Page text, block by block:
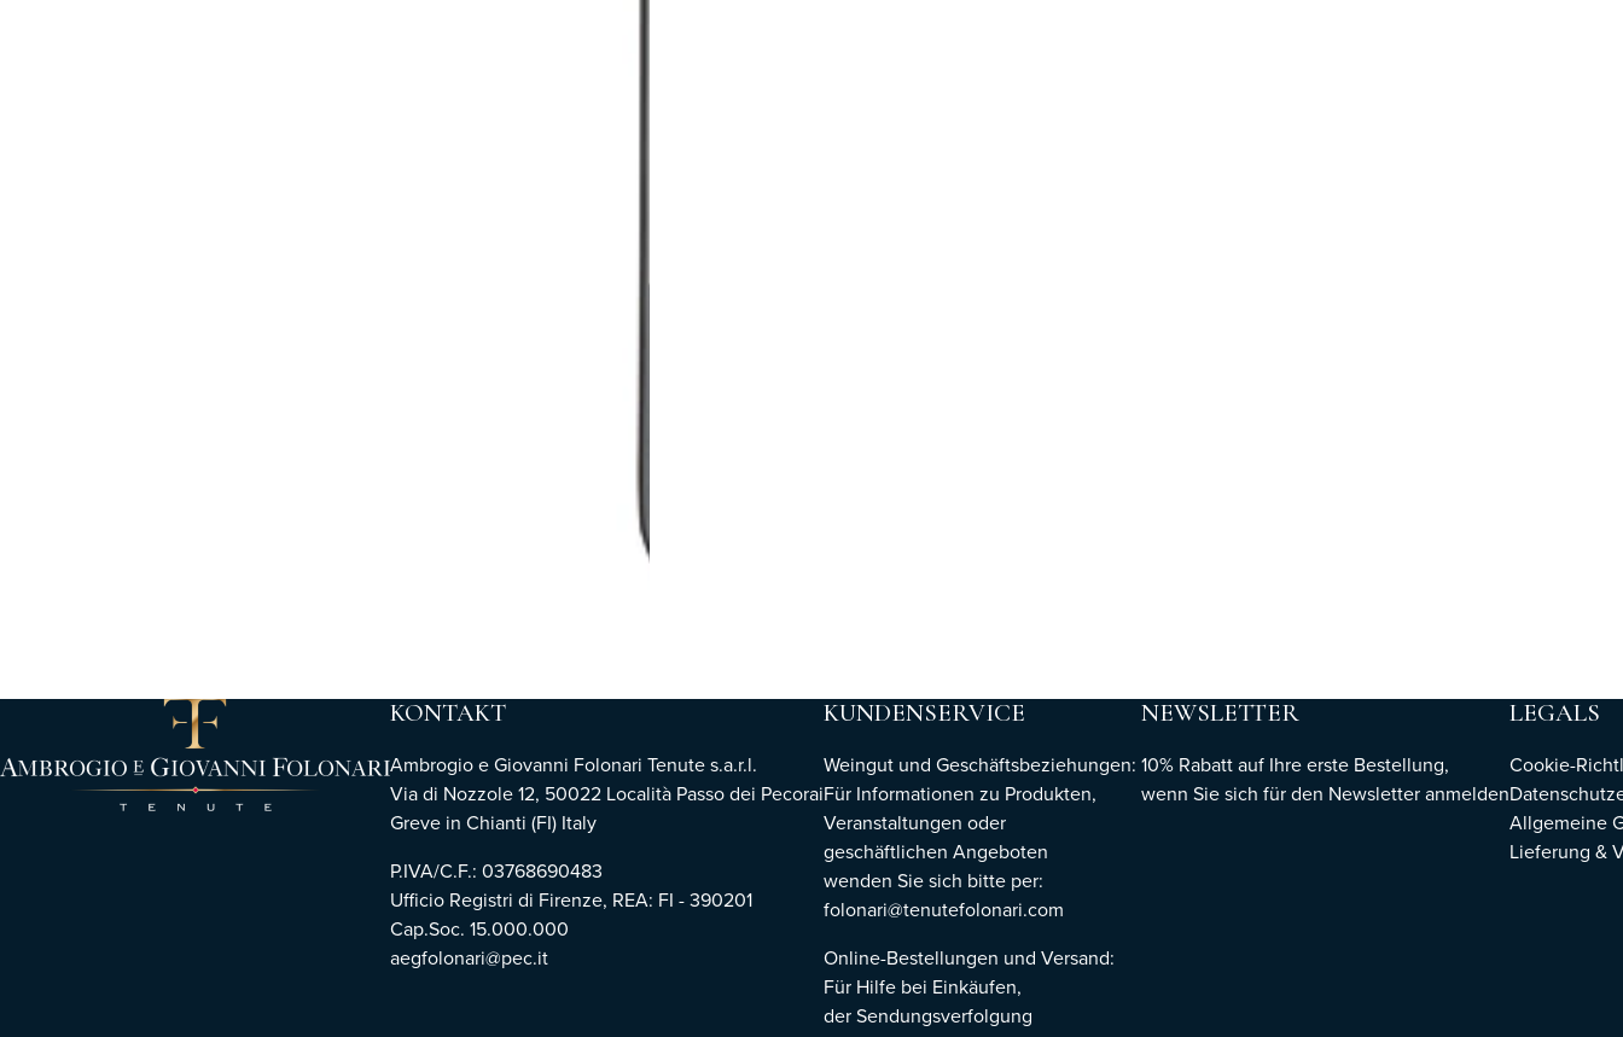
KONTAKT
Ambrogio e Giovanni Folonari Tenute s.a.r.l.
Via di Nozzole 12, 50022 Località Passo dei Pecorai
Greve in Chianti (FI) Italy
P.IVA/C.F.: 03768690483
Ufficio Registri di Firenze, REA: FI - 390201
Cap.Soc. 15.000.000
aegfolonari@pec.it
KUNDENSERVICE
Weingut und Geschäftsbeziehungen:
Für Informationen zu Produkten,
Veranstaltungen oder
geschäftlichen Angeboten
wenden Sie sich bitte per:
folonari@tenutefolonari.com
Online-Bestellungen und Versand:
Für Hilfe bei Einkäufen,
der Sendungsverfolgung
NEWSLETTER
10% Rabatt auf Ihre erste Bestellung,
wenn Sie sich für den Newsletteranmelden
LEGALS
Cookie-
Allgemeine
Lieferung &